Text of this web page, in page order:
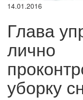
14.01.2016
Глава
лично
уборку